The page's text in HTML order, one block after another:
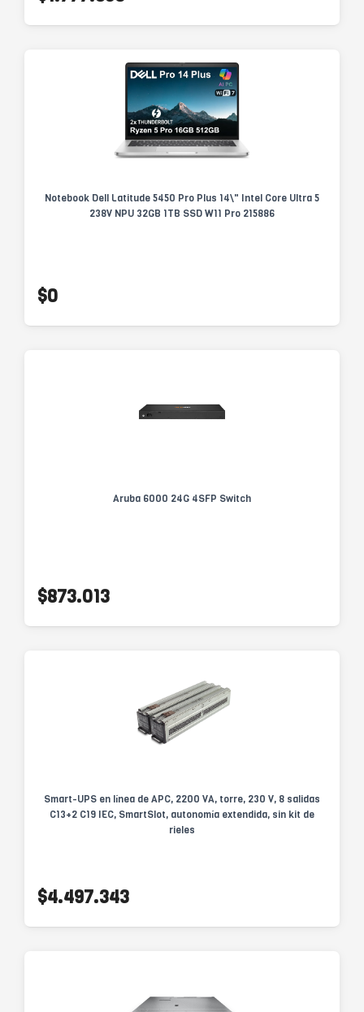
Notebook Dell Latitude 5450 Pro Plus 14\" Intel Core Ultra 5
238V NPU 32GB 1TB SSD W11 Pro 215886
$0
Aruba 6000 24G 4SFP Switch
$873.013
Smart-UPS en línea de APC, 2200 VA, torre, 230 V, 8 salidas
C13+2 C19 IEC, SmartSlot, autonomía extendida, sin kit de
rieles
$4.497.343